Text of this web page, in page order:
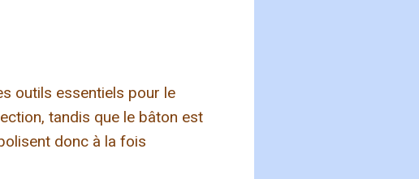
outils essentiels pour le
tandis que le bâton est
donc à la fois